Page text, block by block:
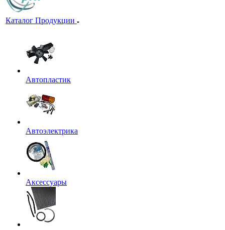
Каталог Продукции
Автопластик
Автоэлектрика
Аксессуары